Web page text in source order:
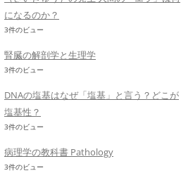
になるのか？
3件のビュー
腎臓の解剖学と生理学
3件のビュー
DNAの塩基はなぜ「塩基」と言う？どこが
塩基性？
3件のビュー
病理学の教科書 Pathology
3件のビュー